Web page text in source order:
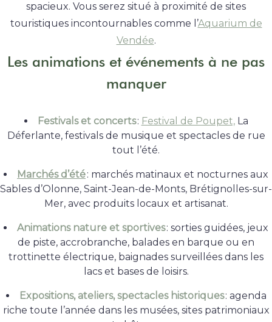
spacieux. Vous serez situé à proximité de sites
touristiques incontournables comme l’Aquarium de
Vendée.
Les animations et événements à ne pas
manquer
Festivals et concerts: Festival de Poupet,La
Déferlante, festivals de musique et spectacles de rue
tout l’été.
Marchés d’été: marchés matinaux et nocturnes aux
Sables d’Olonne, Saint-Jean-de-Monts, Brétignolles-sur-
Mer, avec produits locaux et artisanat.
Animations nature et sportives: sorties guidées, jeux
de piste, accrobranche, balades en barque ou en
trottinette électrique, baignades surveillées dans les
lacs et bases de loisirs.
Expositions, ateliers, spectacles historiques: agenda
riche toute l’année dans les musées, sites patrimoniaux